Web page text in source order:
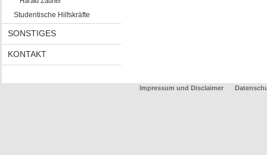
Studentische Hilfskräfte
SONSTIGES
KONTAKT
Impressum und Disclaimer